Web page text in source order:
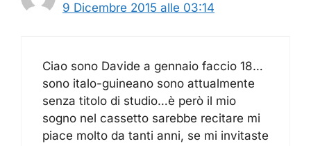
9 Dicembre 2015 alle 03:14
Ciao sono Davide a gennaio faccio 18…
sono italo-guineano sono attualmente
senza titolo di studio…è però il mio
sogno nel cassetto sarebbe recitare mi
piace molto da tanti anni, se mi invitaste